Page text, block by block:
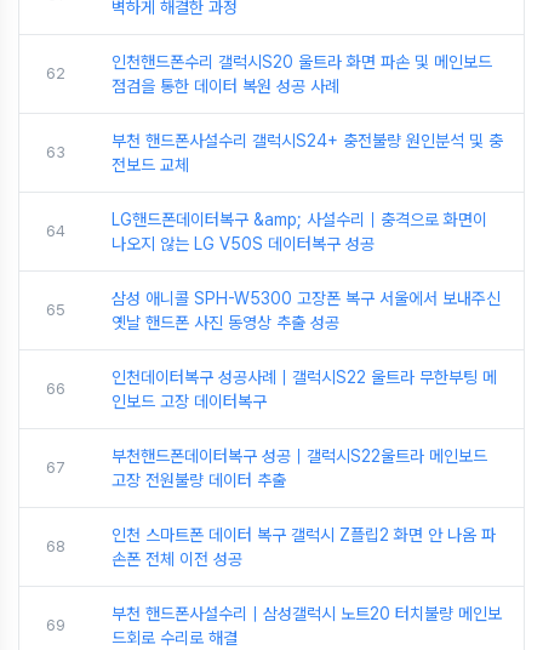
벽하게 해결한 과정
62
인천핸드폰수리 갤럭시S20 울트라 화면 파손 및 메인보드
점검을 통한 데이터 복원 성공 사례
63
부천 핸드폰사설수리 갤럭시S24+ 충전불량 원인분석 및 충
전보드 교체
64
LG핸드폰데이터복구 &amp; 사설수리｜충격으로 화면이
나오지 않는 LG V50S 데이터복구 성공
65
삼성 애니콜 SPH-W5300 고장폰 복구 서울에서 보내주신
옛날 핸드폰 사진 동영상 추출 성공
66
인천데이터복구 성공사례｜갤럭시S22 울트라 무한부팅 메
인보드 고장 데이터복구
67
부천핸드폰데이터복구 성공｜갤럭시S22울트라 메인보드
고장 전원불량 데이터 추출
68
인천 스마트폰 데이터 복구 갤럭시 Z플립2 화면 안 나옴 파
손폰 전체 이전 성공
69
부천 핸드폰사설수리｜삼성갤럭시 노트20 터치불량 메인보
드회로 수리로 해결